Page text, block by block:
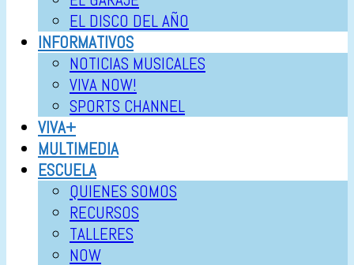
EL DISCO DEL AÑO
INFORMATIVOS
NOTICIAS MUSICALES
VIVA NOW!
SPORTS CHANNEL
VIVA+
MULTIMEDIA
ESCUELA
QUIENES SOMOS
RECURSOS
TALLERES
NOW